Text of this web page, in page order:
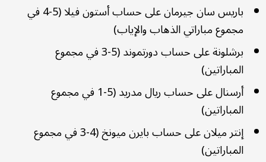
باريس سان جيرمان على حساب أستون فيلا (5-4 في
مجموع مباراتي الذهاب والإياب)
برشلونة على حساب دورتموند (5-3 في مجموع
المباراتين)
أرسنال على حساب ريال مدريد (5-1 في مجموع
المباراتين)
إنتر ميلان على حساب بايرن ميونخ (4-3 في مجموع
المباراتين)